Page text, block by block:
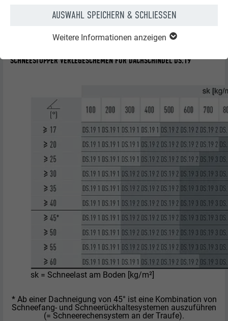
AUSWAHL SPEICHERN & SCHLIESSEN
Weitere Informationen anzeigen
beiden Reihen sind durchgehend mit Schneestoppern zu
SCHNEESTOPPER VERLEGESCHEMEN FÜR DACHSCHINDEL DS.19
sk = Schneelast am Boden [kg/m²]
* Ab einer Dachneigung von 45° ist eine Kombination von
Schneefang- und Schneerückhaltesystemen auszuführen
(= Schneerechensystem an der Traufe).